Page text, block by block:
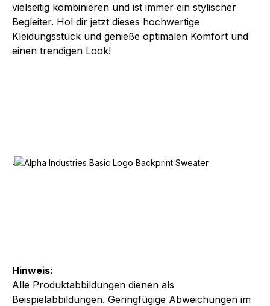
Hinweis:
Alle Produktabbildungen dienen als
Beispielabbildungen. Geringfügige Abweichungen im
vielseitig kombinieren und ist immer ein stylischer
Begleiter. Hol dir jetzt dieses hochwertige
Kleidungsstück und genieße optimalen Komfort und
einen trendigen Look!
.